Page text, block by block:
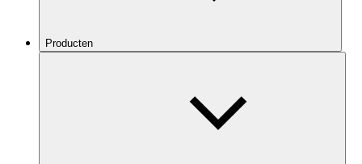
Producten